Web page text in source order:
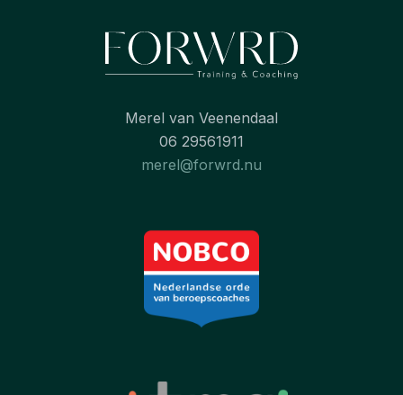
Merel van Veenendaal
06 29561911
merel@forwrd.nu